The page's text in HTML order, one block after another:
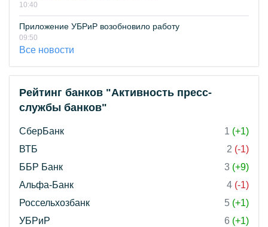
10:40
Приложение УБРиР возобновило работу
09:50
Все новости
Рейтинг банков "Активность пресс-
службы банков"
СберБанк 1 (+1)
ВТБ
2 (-1)
ББР Банк
3 (+9)
Альфа-Банк
4 (-1)
Россельхозбанк
5 (+1)
УБРиР
6 (+1)